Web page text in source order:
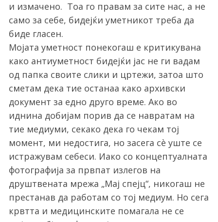
и измачено. Тоа го правам за сите нас, а не
само за себе, бидејќи уметникот треба да
биде гласен.
Мојата уметност понекогаш е критикувана
како антиуметност бидејќи јас не ги вадам
од папка своите слики и цртежи, затоа што
сметам дека тие останаа како архивски
документ за едно друго време. Ако во
иднина добијам порив да се навратам на
тие медиуми, секако дека го чекам тој
момент, ми недостига, но засега сè уште се
истражувам себеси. Иако со концептуалната
фотографија за првпат излегов на
друштвената мрежа „Мај спејц“, никогаш не
престанав да работам со тој медиум. Но сега
крвтта и медицинските помагала не се